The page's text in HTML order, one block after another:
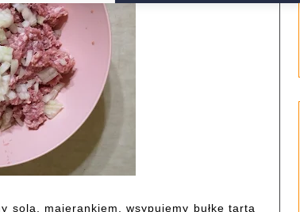
solą, majerankiem, wsypujemy bułkę tartą